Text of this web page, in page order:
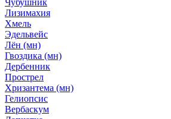
Чубушник
Лизимахия
Хмель
Эдельвейс
Лён (мн)
Гвоздика (мн)
Дербенник
Прострел
Хризантема (мн)
Гелиопсис
Вербаскум